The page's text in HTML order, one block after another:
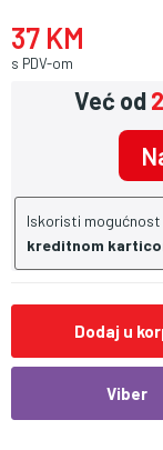
37 KM
s PDV-om
Već od
Iskoristi
kreditnom
Dodaj u
Viber